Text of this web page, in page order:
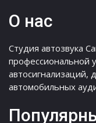
О нас
Студия автозвука
профессиональной
автосигнализаций,
автомобильных